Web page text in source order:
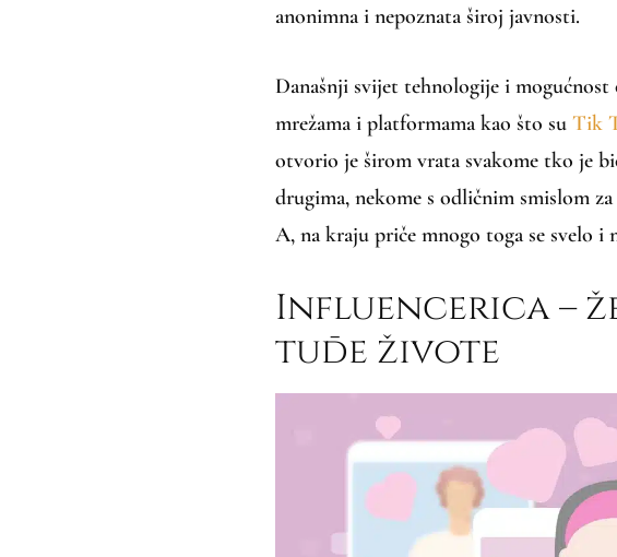
anonimna i nepoznata široj javnosti.
Današnji svijet tehnologije i
mrežama i platformama kao što su Tik
otvorio je širom vrata svakome tko je
drugima, nekome s odličnim smislom
A, na kraju priče mnogo toga se svelo i
Influencerica –
tuđe živote